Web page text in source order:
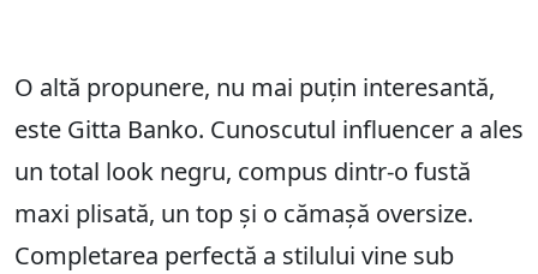
O altă propunere, nu mai puțin interesantă,
este Gitta Banko. Cunoscutul influencer a ales
un total look negru, compus dintr-o fustă
maxi plisată, un top și o cămașă oversize.
Completarea perfectă a stilului vine sub